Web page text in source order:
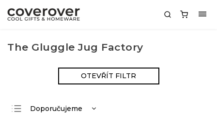
The Gluggle Jug Factory
OTEVŘÍT FILTR
Doporučujeme